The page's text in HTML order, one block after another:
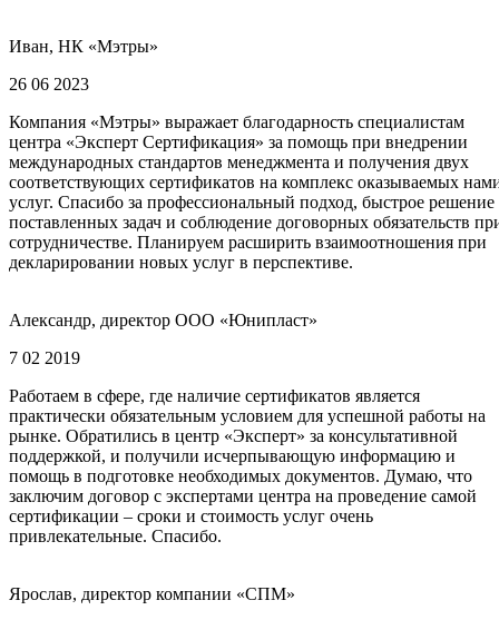
Иван, НК «Мэтры»
26 06 2023
Компания «Мэтры» выражает благодарность специалистам
центра «Эксперт Сертификация» за помощь при внедрении
международных стандартов менеджмента и получения двух
соответствующих сертификатов на комплекс оказываемых
услуг. Спасибо за профессиональный подход, быстрое решение
поставленных задач и соблюдение договорных обязательств
сотрудничестве. Планируем расширить взаимоотношения при
декларировании новых услуг в перспективе.
Александр, директор ООО «Юнипласт»
7 02 2019
Работаем в сфере, где наличие сертификатов является
практически обязательным условием для успешной работы на
рынке. Обратились в центр «Эксперт» за консультативной
поддержкой, и получили исчерпывающую информацию и
помощь в подготовке необходимых документов. Думаю, что
заключим договор с экспертами центра на проведение самой
сертификации – сроки и стоимость услуг очень
привлекательные. Спасибо.
Ярослав, директор компании «СПМ»